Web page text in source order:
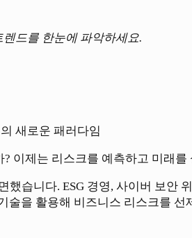
드를 한눈에 파악하세요.
새로운 패러다임
이제는 리스크를 예측하고 미래를
습니다. ESG 경영, 사이버 보안
을 활용해 비즈니스 리스크를